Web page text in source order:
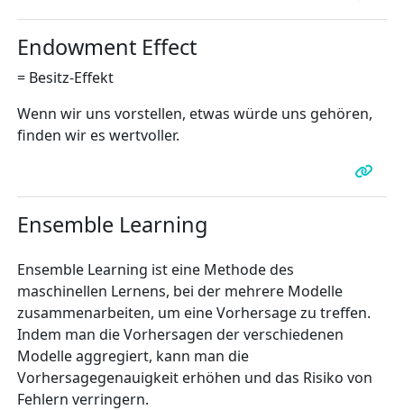
Endowment Effect
= Besitz-Effekt
Wenn wir uns vorstellen, etwas würde uns gehören,
finden wir es wertvoller.
Ensemble Learning
Ensemble Learning ist eine Methode des
maschinellen Lernens, bei der mehrere Modelle
zusammenarbeiten, um eine Vorhersage zu treffen.
Indem man die Vorhersagen der verschiedenen
Modelle aggregiert, kann man die
Vorhersagegenauigkeit erhöhen und das Risiko von
Fehlern verringern.